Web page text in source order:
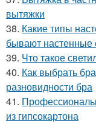
вытяжки
38. Какие типы
бывают настенные
39. Что такое
40. Как выбрать
разновидности бра
41.
из гипсокартона